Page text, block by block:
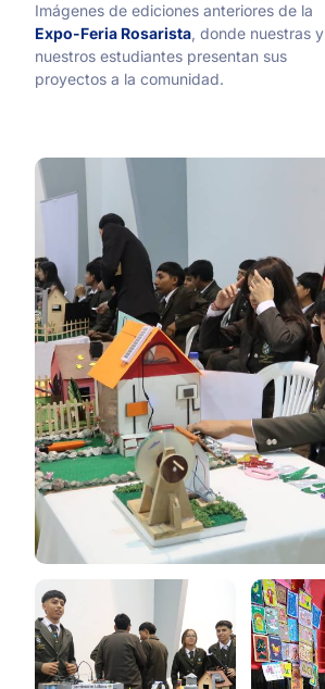
Imágenes de ediciones anteriores de la
Expo-Feria Rosarista, donde nuestras y
nuestros estudiantes presentan sus
proyectos a la comunidad.